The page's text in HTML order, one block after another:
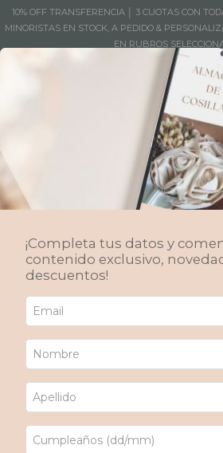
10% OFF TRANSFERENCIA │ 3 CUOTAS CON
MINORISTAS EN STOCK, A PEDIDO &
EN RUBROS
La Edición número 40 de
simbolismo, se instala en el
Plata.
Este número, asociado
edificio, que pronto albergará cientos
muestra invita a los visitantes a
arquitectónica de este lugar y a
tendencias en diseño de interiores.
El bullicio de la 9 de Julio contrasta
respira en el interior del edificio. En
FOA, los espacios invitan a
sentidos. Sillones acogedores,
un gimnasio. Y la estrella del show:
placer de compartir una copa de
momento de tranquilidad en medio
¡Completa tus datos y
contenido exclusivo,
descuentos!